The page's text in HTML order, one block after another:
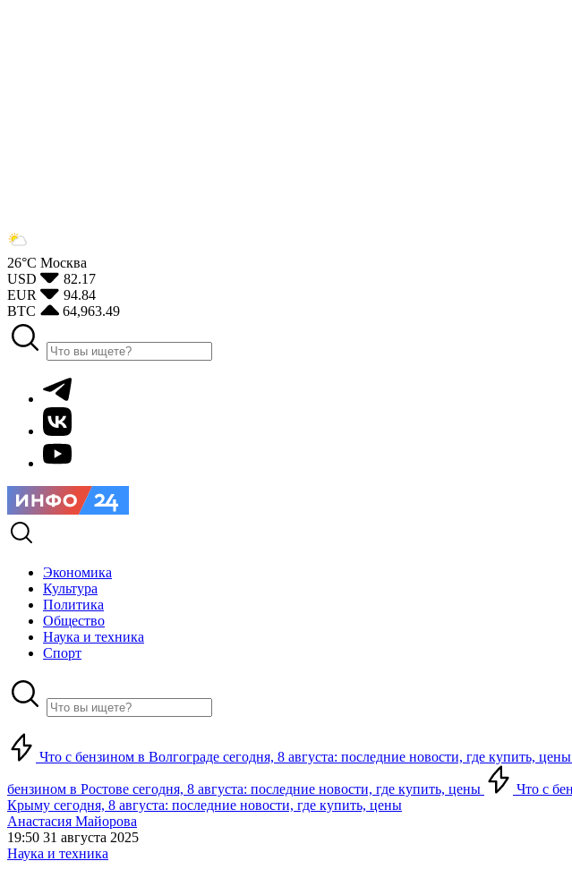
26°С Москва
USD
82.17
EUR
94.84
BTC
64,963.49
Экономика
Культура
Политика
Общество
Наука и техника
Спорт
Что с бензином в Волгограде сегодня, 8 августа: последние новости, где купить, цены
бензином в Ростове сегодня, 8 августа: последние новости, где купить, цены Что с
Крыму сегодня, 8 августа: последние новости, где купить, цены
Анастасия Майорова
19:50 31 августа 2025
Наука и техника